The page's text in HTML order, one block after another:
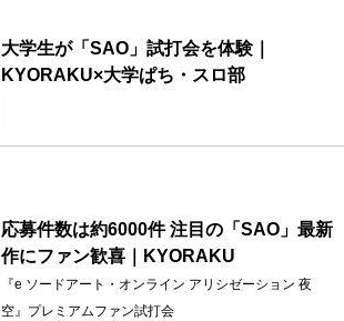
大学生が「SAO」試打会を体験｜
KYORAKU×大学ぱち・スロ部
応募件数は約6000件 注目の「SAO」最新
作にファン歓喜｜KYORAKU
『e ソードアート・オンライン アリシゼーション 夜
空』プレミアムファン試打会